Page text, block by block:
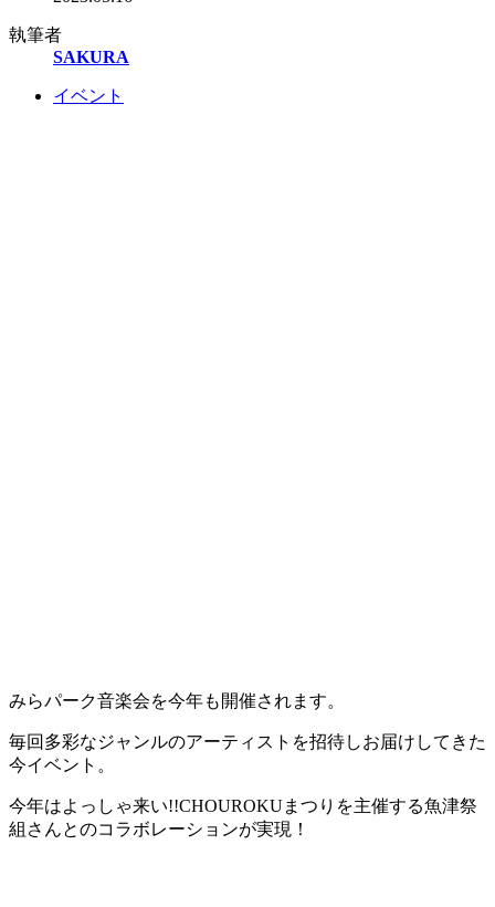
執筆者
SAKURA
イベント
みらパーク音楽会を今年も開催されます。
毎回多彩なジャンルのアーティストを招待しお届けしてきた
今イベント。
今年はよっしゃ来い!!CHOUROKUまつりを主催する魚津祭
組さんとのコラボレーションが実現！